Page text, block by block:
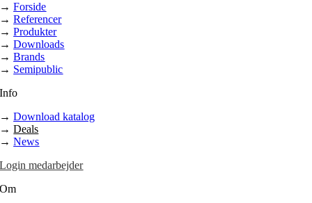
→Forside
→Referencer
→Produkter
→Downloads
→Brands
→ Semipublic
Info
→Download katalog
→Deals
→News
Login medarbejder
Om